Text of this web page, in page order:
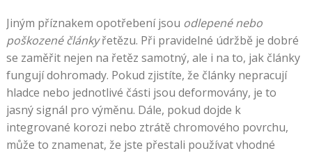
Jiným příznakem opotřebení jsou odlepené nebo
poškozené článkyřetězu. Při pravidelné údržbě je dobré
se zaměřit nejen na řetěz samotný, ale i na to, jak články
fungují dohromady. Pokud zjistíte, že články nepracují
hladce nebo jednotlivé části jsou deformovány, je to
jasný signál pro výměnu. Dále, pokud dojde k
integrované korozi nebo ztrátě chromového povrchu,
může to znamenat, že jste přestali používat vhodné